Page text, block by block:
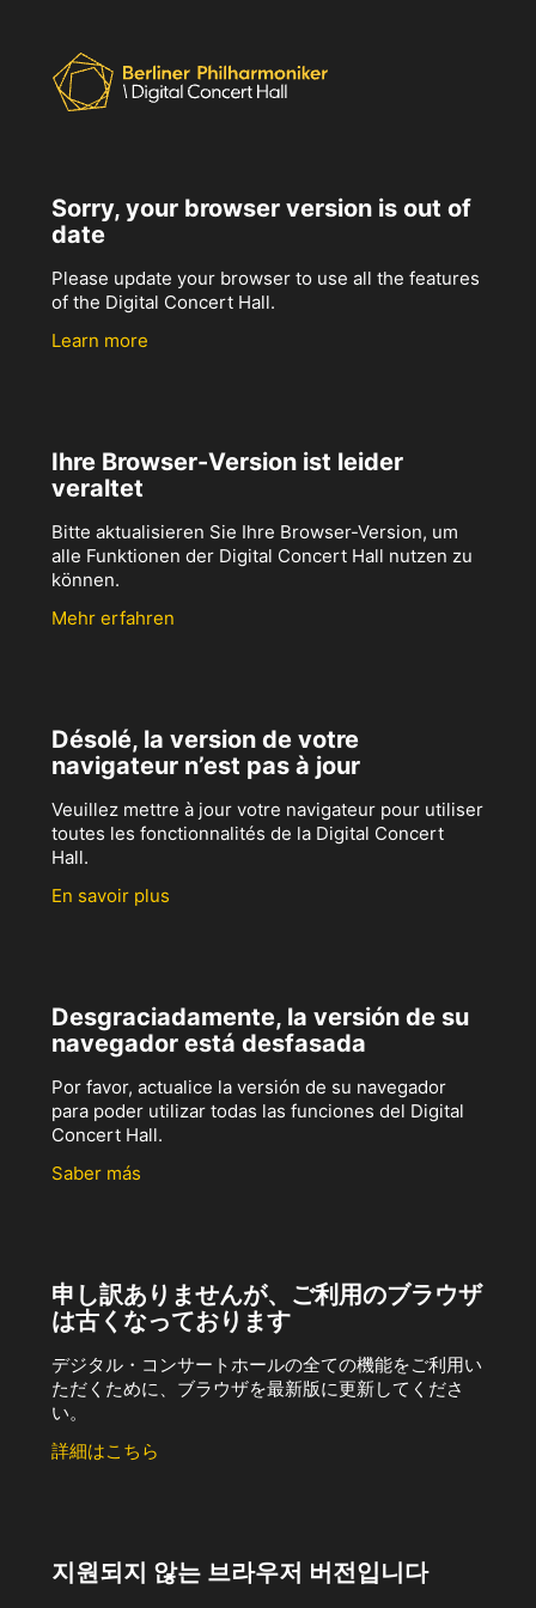
Sorry, your browser version is out of
date
Please update your browser to use all the features
of the Digital Concert Hall.
Learn more
Ihre Browser-Version ist leider
veraltet
Bitte aktualisieren Sie Ihre Browser-Version, um
alle Funktionen der Digital Concert Hall nutzen zu
können.
Mehr erfahren
Désolé, la version de votre
navigateur n’est pas à jour
Veuillez mettre à jour votre navigateur pour utiliser
toutes les fonctionnalités de la Digital Concert
Hall.
En savoir plus
Desgraciadamente, la versión de su
navegador está desfasada
Por favor, actualice la versión de su navegador
para poder utilizar todas las funciones del Digital
Concert Hall.
Saber más
申し訳ありませんが、ご利用のブラウザ
は古くなっております
デジタル・コンサートホールの全ての機能をご利用い
ただくために、ブラウザを最新版に更新してくださ
い。
詳細はこちら
지원되지 않는 브라우저 버전입니다